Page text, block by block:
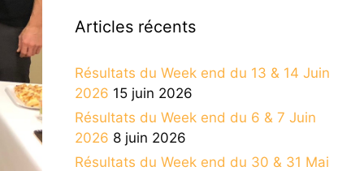
Articles récents
Résultats du Week end du 13 & 14 Juin
2026 15 juin 2026
Résultats du Week end du 6 & 7 Juin
2026 8 juin 2026
Résultats du Week end du 30 & 31 Mai